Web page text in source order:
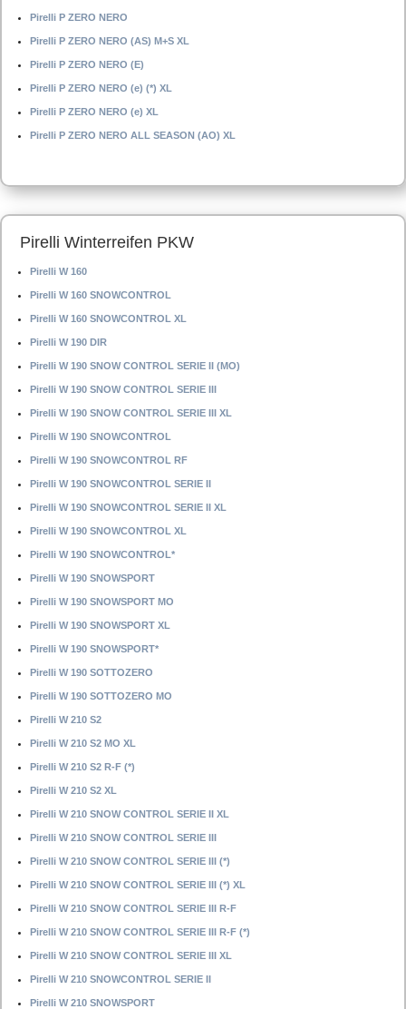
Pirelli P ZERO NERO
Pirelli P ZERO NERO (AS) M+S XL
Pirelli P ZERO NERO (E)
Pirelli P ZERO NERO (e) (*) XL
Pirelli P ZERO NERO (e) XL
Pirelli P ZERO NERO ALL SEASON (AO) XL
Pirelli Winterreifen PKW
Pirelli W 160
Pirelli W 160 SNOWCONTROL
Pirelli W 160 SNOWCONTROL XL
Pirelli W 190 DIR
Pirelli W 190 SNOW CONTROL SERIE II (MO)
Pirelli W 190 SNOW CONTROL SERIE III
Pirelli W 190 SNOW CONTROL SERIE III XL
Pirelli W 190 SNOWCONTROL
Pirelli W 190 SNOWCONTROL RF
Pirelli W 190 SNOWCONTROL SERIE II
Pirelli W 190 SNOWCONTROL SERIE II XL
Pirelli W 190 SNOWCONTROL XL
Pirelli W 190 SNOWCONTROL*
Pirelli W 190 SNOWSPORT
Pirelli W 190 SNOWSPORT MO
Pirelli W 190 SNOWSPORT XL
Pirelli W 190 SNOWSPORT*
Pirelli W 190 SOTTOZERO
Pirelli W 190 SOTTOZERO MO
Pirelli W 210 S2
Pirelli W 210 S2 MO XL
Pirelli W 210 S2 R-F (*)
Pirelli W 210 S2 XL
Pirelli W 210 SNOW CONTROL SERIE II XL
Pirelli W 210 SNOW CONTROL SERIE III
Pirelli W 210 SNOW CONTROL SERIE III (*)
Pirelli W 210 SNOW CONTROL SERIE III (*) XL
Pirelli W 210 SNOW CONTROL SERIE III R-F
Pirelli W 210 SNOW CONTROL SERIE III R-F (*)
Pirelli W 210 SNOW CONTROL SERIE III XL
Pirelli W 210 SNOWCONTROL SERIE II
Pirelli W 210 SNOWSPORT